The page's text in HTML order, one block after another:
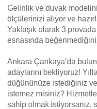
Gelinlik ve duvak
ölçülerinizi alıyor ve
Yaklaşık olarak 3
esnasında
Ankara Çankaya’da
adaylarını bekliyoruz!
düğününüze istediğiniz
istemez misiniz?
sahip olmak istiyorsanız,